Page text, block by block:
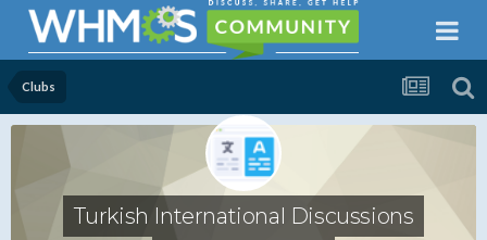
Clubs
Turkish International Discussions